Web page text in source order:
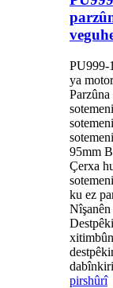
PU999-
ya
95mm
Çerxa
ku ez
pirshûrî